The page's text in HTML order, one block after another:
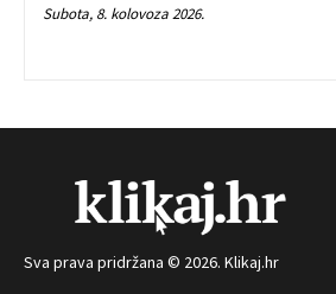
Subota, 8. kolovoza 2026.
Sva prava pridržana © 2026. Klikaj.hr